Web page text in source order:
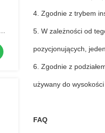
4. Zgodnie z trybem
5. W zależności od
pozycjonujących,
6. Zgodnie z
używany do
FAQ